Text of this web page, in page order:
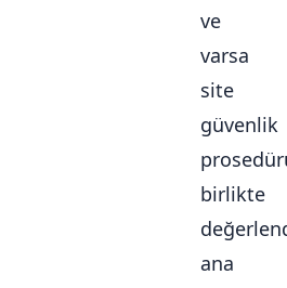
ve
varsa
site
güvenlik
birlikte
ana